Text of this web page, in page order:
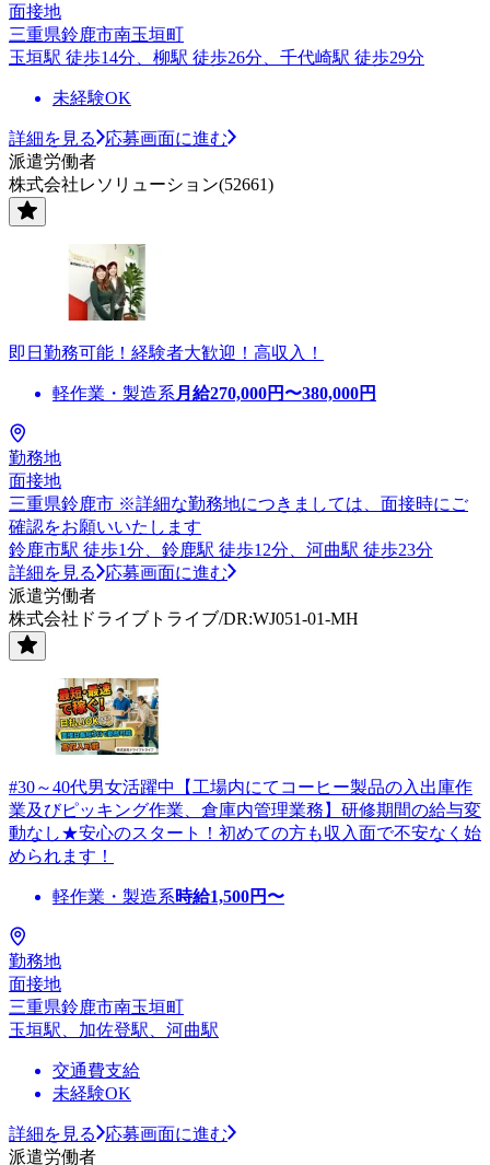
面接地
三重県鈴鹿市南玉垣町
玉垣駅 徒歩14分、柳駅 徒歩26分、千代崎駅 徒歩29分
未経験OK
詳細を見る
応募画面に進む
派遣労働者
株式会社レソリューション(52661)
即日勤務可能！経験者大歓迎！高収入！
軽作業・製造系 月給270,000円〜380,000円
勤務地
面接地
三重県鈴鹿市 ※詳細な勤務地につきましては、面接時にご
確認をお願いいたします
鈴鹿市駅 徒歩1分、鈴鹿駅 徒歩12分、河曲駅 徒歩23分
詳細を見る
応募画面に進む
派遣労働者
株式会社ドライブトライブ/DR:WJ051-01-MH
#30～40代男女活躍中【工場内にてコーヒー製品の入出庫作
業及びピッキング作業、倉庫内管理業務】研修期間の給与変
動なし★安心のスタート！初めての方も収入面で不安なく始
められます！
軽作業・製造系時給1,500円〜
勤務地
面接地
三重県鈴鹿市南玉垣町
玉垣駅、加佐登駅、河曲駅
交通費支給
未経験OK
詳細を見る
応募画面に進む
派遣労働者